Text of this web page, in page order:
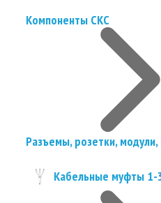
Компоненты СКС
Разъемы, розетки, модули,
Кабельные муфты 1-